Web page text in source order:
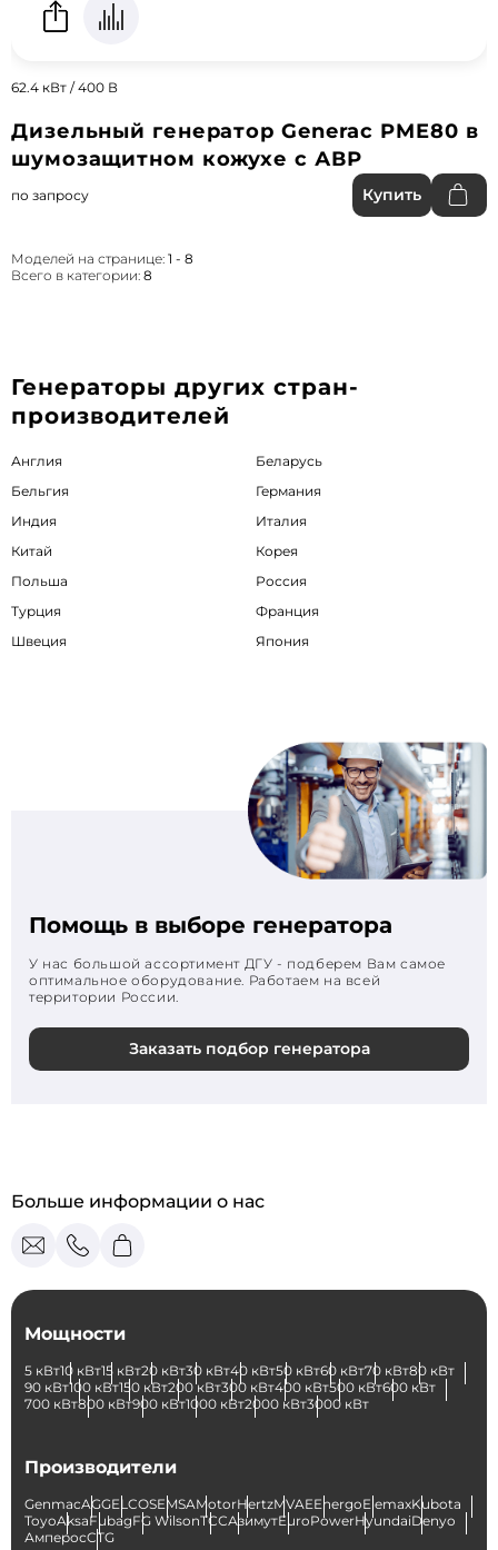
62.4 кВт / 400 В
Дизельный генератор Generac PME80 в
шумозащитном кожухе с АВР
по запросу Купить
Моделей на странице: 1 - 8
Всего в категории: 8
Генераторы других стран-
производителей
Англия
Беларусь
Бельгия
Германия
Индия
Италия
Китай
Корея
Польша
Россия
Турция
Франция
Швеция
Япония
Помощь в выборе генератора
У нас большой ассортимент ДГУ - подберем Вам самое
оптимальное оборудование. Работаем на всей
территории России.
Заказать подбор генератора
Больше информации о нас
Мощности
5 кВт10 кВт15 кВт20 кВт30 кВт40 кВт50 кВт60 кВт70 кВт80 кВт
90 кВт100 кВт150 кВт200 кВт300 кВт400 кВт500 кВт600 кВт
700 кВт800 кВт900 кВт1000 кВт2000 кВт3000 кВт
Производители
GenmacAGGELCOSEMSAMotorHertzMVAEEnergoElemaxKubota
ToyoAksaFubagFG WilsonТССАзимутEuroPowerHyundaiDenyo
АмперосCTG